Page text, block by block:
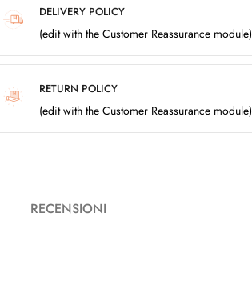
DELIVERY POLICY
(edit with the Customer Reassurance module)
RETURN POLICY
(edit with the Customer Reassurance module)
RECENSIONI